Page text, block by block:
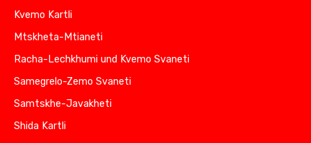
Kvemo Kartli
Mtskheta-Mtianeti
Racha-Lechkhumi und Kvemo Svaneti
Samegrelo-Zemo Svaneti
Samtskhe-Javakheti
Shida Kartli